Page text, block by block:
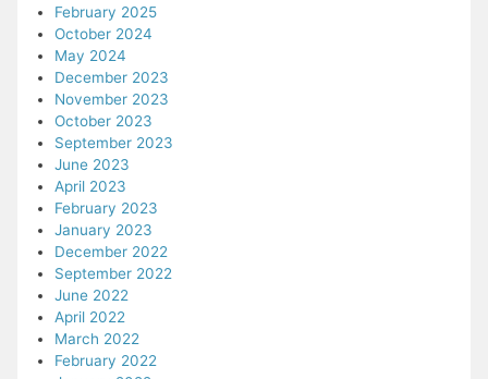
February 2025
October 2024
May 2024
December 2023
November 2023
October 2023
September 2023
June 2023
April 2023
February 2023
January 2023
December 2022
September 2022
June 2022
April 2022
March 2022
February 2022